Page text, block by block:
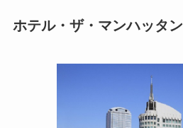
ホテル・ザ・マンハッタン